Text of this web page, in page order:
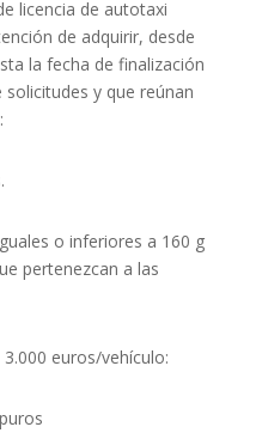
licencia de autotaxi
de adquirir, desde
la fecha de finalización
y que reúnan
o inferiores a 160 g
pertenezcan a las
euros/vehículo: